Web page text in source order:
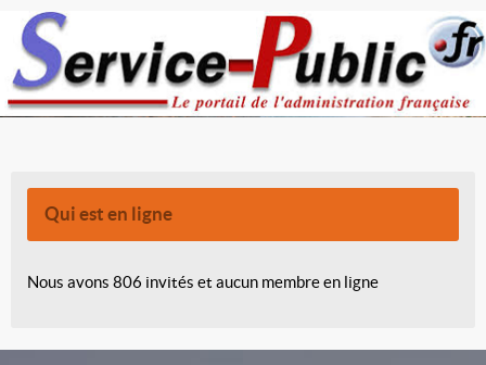
Qui est en ligne
Nous avons 806 invités et aucun membre en ligne